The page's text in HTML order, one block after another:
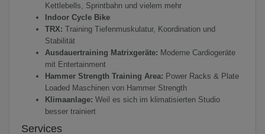
Kettlebells, Sprintbahn und vielem mehr
Indoor Cycle Bike
TRX: Training Tiefenmuskulatur, Koordination und
Stabilität
Ausdauertraining Matrixgeräte: Moderne Cardiogeräte
mit Entertainment
Hammer Strength Training Area: Power Racks & Plate
Loaded Maschinen von Hammer Strength
Klimaanlage: Weil es sich im klimatisierten Studio
besser trainiert
Services